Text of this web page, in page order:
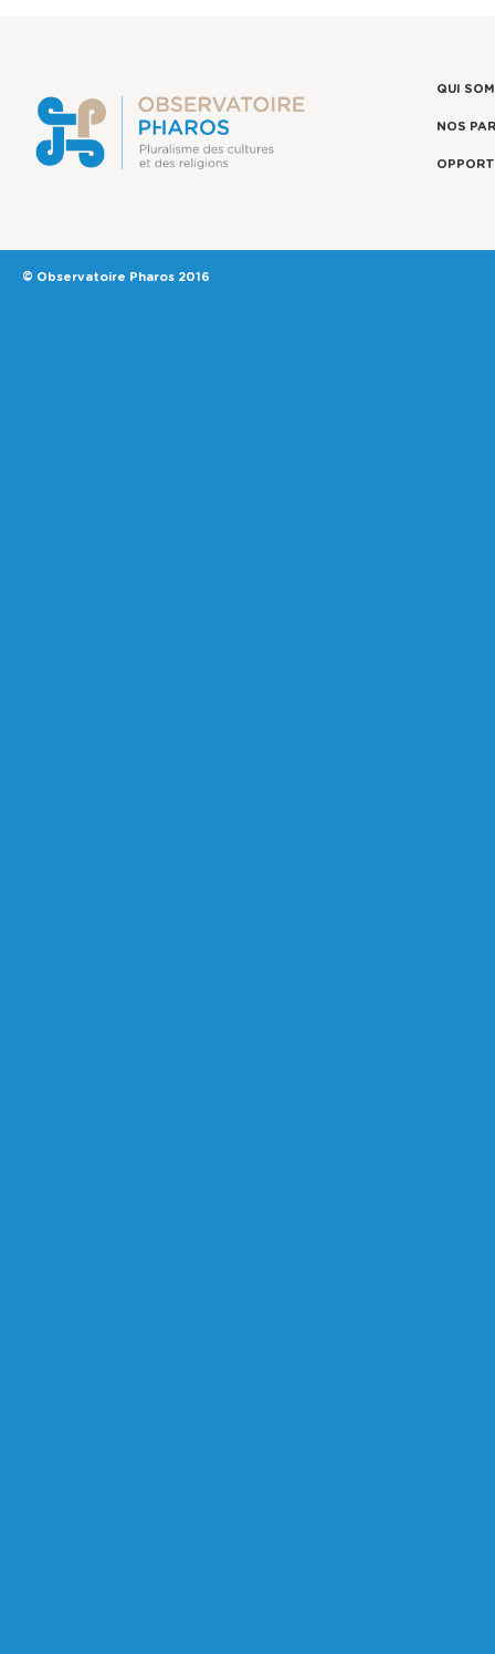
QUI
NOS
© Observatoire Pharos 2016